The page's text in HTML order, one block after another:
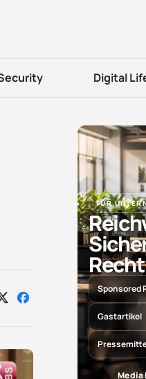
Digital
Auf Auf
FÜR
Recht
Sponsored
Gastartikel
Media